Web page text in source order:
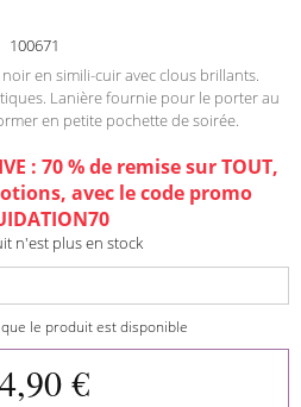
100671
en simili-cuir avec clous brillants.
Lanière fournie pour le porter au
en petite pochette de soirée.
: 70 % de remise sur TOUT,
avec le code promo
n'est plus en stock
le produit est disponible
€